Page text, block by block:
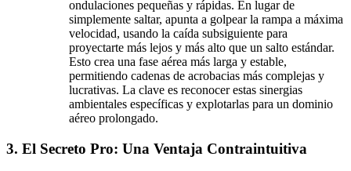
ondulaciones pequeñas y rápidas. En lugar de
simplemente saltar, apunta a golpear la rampa a máxima
velocidad, usando la caída subsiguiente para
proyectarte más lejos y más alto que un salto estándar.
Esto crea una fase aérea más larga y estable,
permitiendo cadenas de acrobacias más complejas y
lucrativas. La clave es reconocer estas sinergias
ambientales específicas y explotarlas para un dominio
aéreo prolongado.
3. El Secreto Pro: Una Ventaja Contraintuitiva